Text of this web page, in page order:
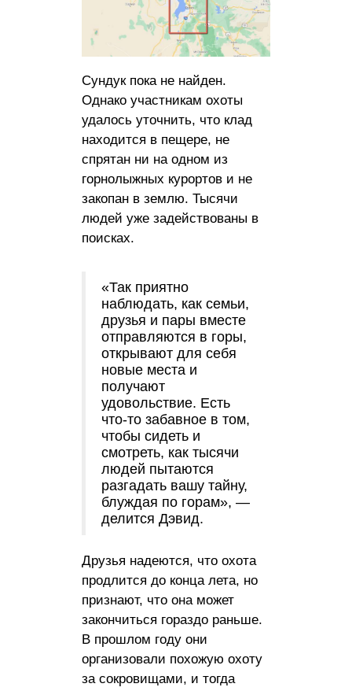
Сундук пока не найден.
Однако участникам охоты
удалось уточнить, что клад
находится в пещере, не
спрятан ни на одном из
горнолыжных курортов и не
закопан в землю. Тысячи
людей уже задействованы в
поисках.
«Так приятно
наблюдать, как семьи,
друзья и пары вместе
отправляются в горы,
открывают для себя
новые места и
получают
удовольствие. Есть
что-то забавное в том,
чтобы сидеть и
смотреть, как тысячи
людей пытаются
разгадать вашу тайну,
блуждая по горам», —
делится Дэвид.
Друзья надеются, что охота
продлится до конца лета, но
признают, что она может
закончиться гораздо раньше.
В прошлом году они
организовали похожую охоту
за сокровищами, и тогда